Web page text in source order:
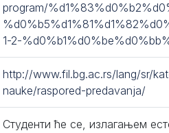
program/
1-2-
http://www.fil.bg.ac.rs/lang/sr/
nauke/raspored-predavanja/
Студенти ће се, излагањем